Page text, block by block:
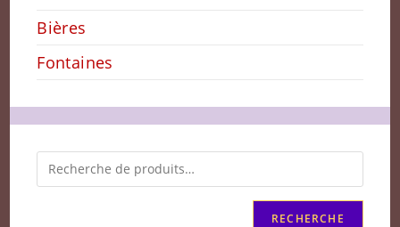
Bières
Fontaines
RECHERCHE